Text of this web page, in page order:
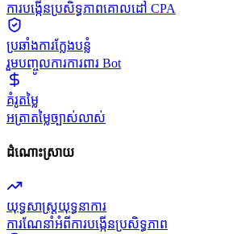
ការបង្កើនប្រសិទ្ធភាពគោលដៅ CPA
ប្រឆាំងការក្លែងបន្លំ
រួមបញ្ចូលការការពារ Bot
គំរូតម្លៃ
អត្រាតម្លៃច្បាស់លាស់
ដំណោះស្រាយ
យុទ្ធសាស្ត្រយុទ្ធនាការ
ការណែនាំអំពីការបង្កើនប្រសិទ្ធភាព